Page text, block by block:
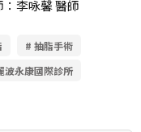
：李咏馨 醫師
# 抽脂手術
波永康國際診所